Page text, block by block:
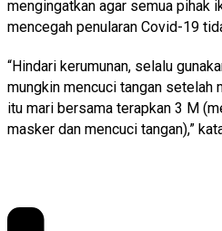
mengingatkan agar semua pihak
mencegah penularan Covid-19
“Hindari kerumunan, selalu
mungkin mencuci tangan setelah
itu mari bersama terapkan 3 M
masker dan mencuci tangan),”